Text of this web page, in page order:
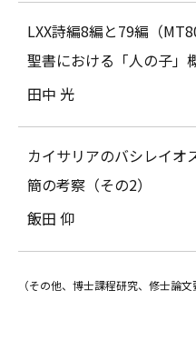
LXX詩編8編と79編（
聖書における「人の子」
田中 光
カイサリアのバシレイ
簡の考察（その2）
飯田 仰
（その他、博士課程研究、修士論文